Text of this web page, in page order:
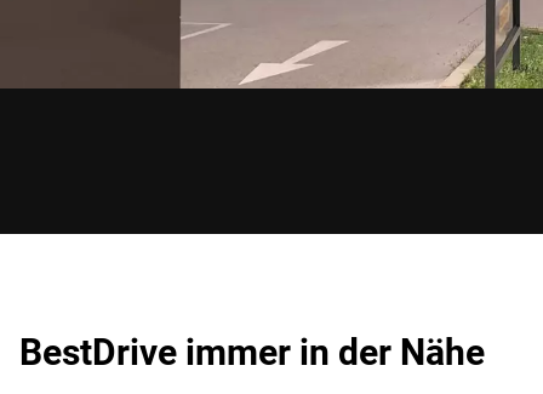
BestDrive immer in der Nähe